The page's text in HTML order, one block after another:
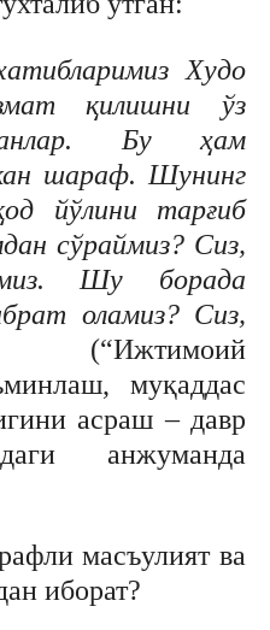
Худо
қилишни ўз
Бу ҳам
шараф. Шунинг
йўлини тарғиб
сўраймиз? Сиз,
Шу борада
оламиз? Сиз,
муқаддас
асраш – давр
анжуманда
масъулият ва
иборат?